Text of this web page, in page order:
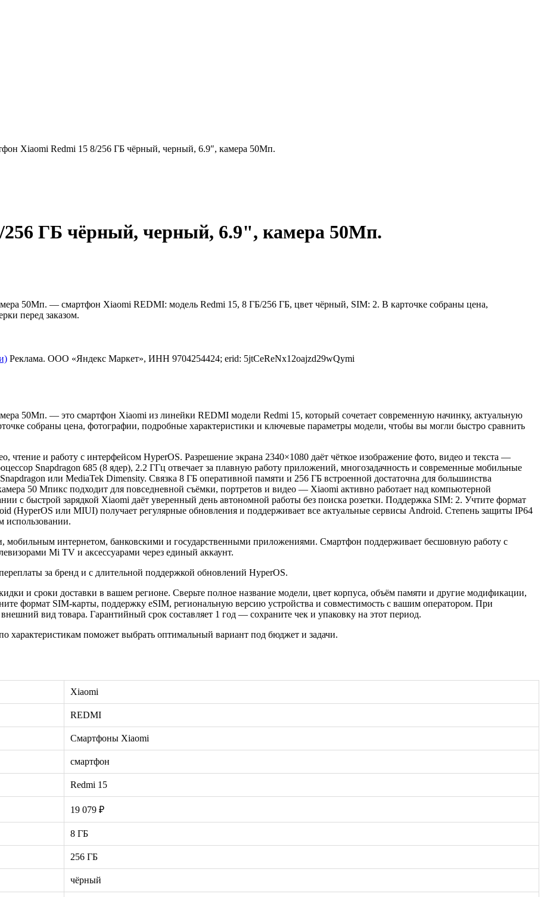
Xiaomi Redmi 15 8/256 ГБ чёрный, черный, 6.9″, камера 50Мп.
ГБ чёрный, черный, 6.9", камера 50Мп.
50Мп. — смартфон Xiaomi REDMI: модель Redmi 15, 8 ГБ/256 ГБ, цвет чёрный, SIM: 2. В карточке собраны цена,
перед заказом.
Реклама. ООО «Яндекс Маркет», ИНН 9704254424; erid: 5jtCeReNx12oajzd29wQymi
50Мп. — это смартфон Xiaomi из линейки REDMI модели Redmi 15, который сочетает современную начинку, актуальную
собраны цена, фотографии, подробные характеристики и ключевые параметры модели, чтобы вы могли быстро сравнить
чтение и работу с интерфейсом HyperOS. Разрешение экрана 2340×1080 даёт чёткое изображение фото, видео и текста —
Snapdragon 685 (8 ядер), 2.2 ГГц отвечает за плавную работу приложений, многозадачность и современные мобильные
или MediaTek Dimensity. Связка 8 ГБ оперативной памяти и 256 ГБ встроенной достаточна для большинства
50 Мпикс подходит для повседневной съёмки, портретов и видео — Xiaomi активно работает над компьютерной
с быстрой зарядкой Xiaomi даёт уверенный день автономной работы без поиска розетки. Поддержка SIM: 2. Учтите формат
(HyperOS или MIUI) получает регулярные обновления и поддерживает все актуальные сервисы Android. Степень защиты IP64
использовании.
мобильным интернетом, банковскими и государственными приложениями. Смартфон поддерживает бесшовную работу с
Mi TV и аксессуарами через единый аккаунт.
за бренд и с длительной поддержкой обновлений HyperOS.
и сроки доставки в вашем регионе. Сверьте полное название модели, цвет корпуса, объём памяти и другие модификации,
формат SIM-карты, поддержку eSIM, региональную версию устройства и совместимость с вашим оператором. При
вид товара. Гарантийный срок составляет 1 год — сохраните чек и упаковку на этот период.
характеристикам поможет выбрать оптимальный вариант под бюджет и задачи.
Xiaomi
REDMI
Смартфоны Xiaomi
смартфон
Redmi 15
19 079 ₽
8 ГБ
256 ГБ
чёрный